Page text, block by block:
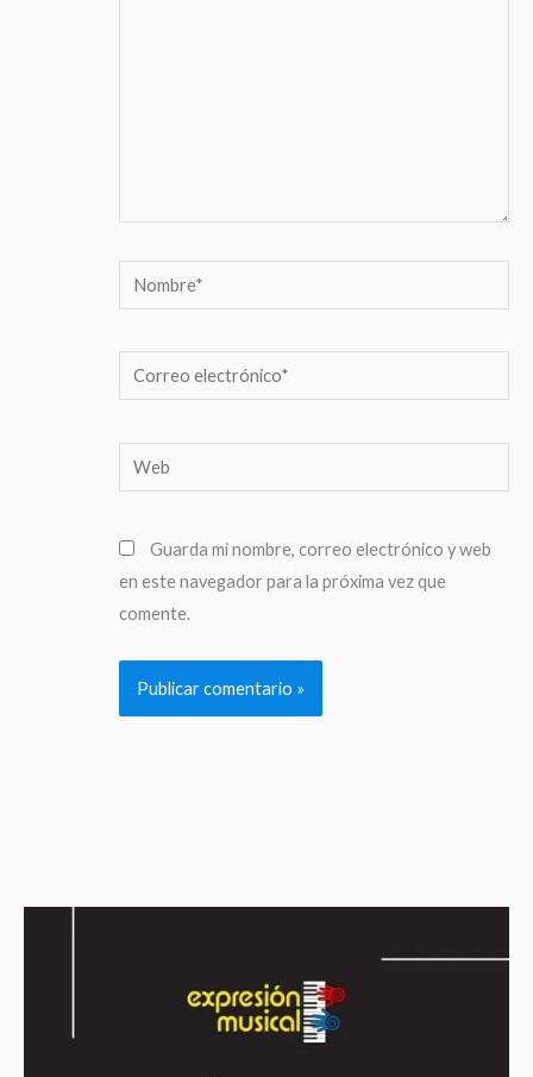
Nombre*
Correo
electrónico*
Web
Guarda mi nombre, correo electrónico y web
en este navegador para la próxima vez que
comente.